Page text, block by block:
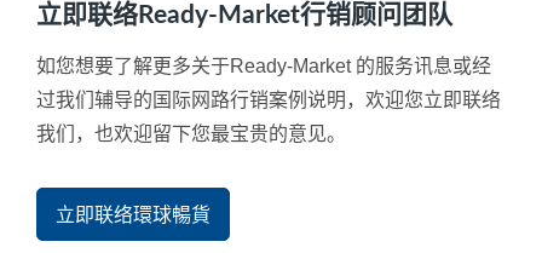
立即联络Ready-Market行销顾问团队
如您想要了解更多关于Ready-Market 的服务讯息或经
过我们辅导的国际网路行销案例说明，欢迎您立即联络
我们，也欢迎留下您最宝贵的意见。
立即联络環球暢貨